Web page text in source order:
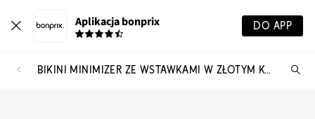
Aplikacja bonprix DO APP
BIKINI MINIMIZER ZE WSTAWKAMI W ZŁOTYM KOLORZE (KOMPLET 2-CZ.)